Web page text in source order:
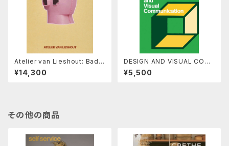
Atelier van Lieshout: Bad I
deas for Good Living
¥14,300
DESIGN AND VISUAL COM
MUNICATION by Bruno Mu
nari
¥5,500
その他の商品